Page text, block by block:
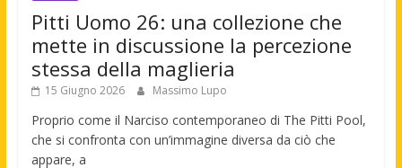
Pitti Uomo 26: una collezione che
mette in discussione la percezione
stessa della maglieria
15 Giugno 2026 Massimo Lupo
Proprio come il Narciso contemporaneo di The Pitti Pool,
che si confronta con un’immagine diversa da ciò che
appare, a